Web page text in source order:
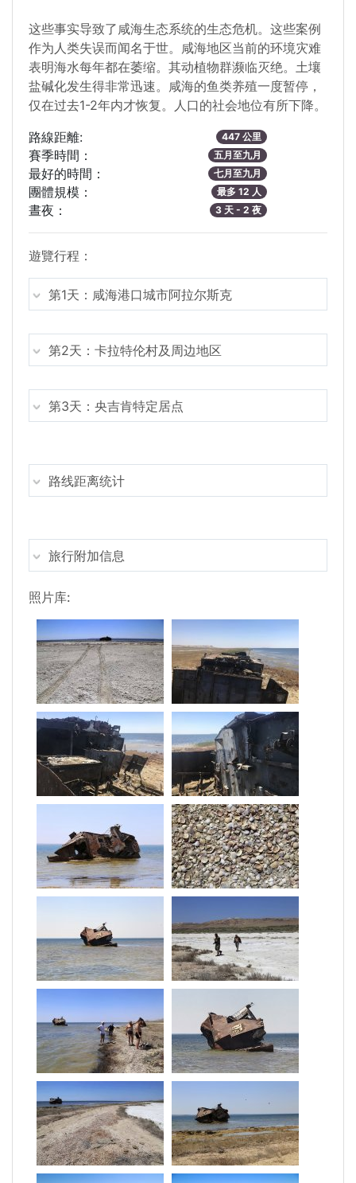
这些事实导致了咸海生态系统的生态危机。这些案例
作为人类失误而闻名于世。咸海地区当前的环境灾难
表明海水每年都在萎缩。其动植物群濒临灭绝。土壤
盐碱化发生得非常迅速。咸海的鱼类养殖一度暂停，
仅在过去1-2年内才恢复。人口的社会地位有所下降。
路線距離:
447 公里
賽季時間： 五月至九月
最好的時間： 七月至九月
團體規模： 最多 12 人
晝夜： 3 天 - 2 夜
遊覽行程：
第1天：咸海港口城市阿拉尔斯克
第2天：卡拉特伦村及周边地区
第3天：央吉肯特定居点
路线距离统计
旅行附加信息
照片库: